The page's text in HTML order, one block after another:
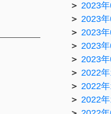
2023
2023
2023
2023
2023
2022
2022
2022